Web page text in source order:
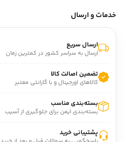
خدمات و ارسال
ارسال سریع
ارسال به سراسر کشور در کمترین زمان
تضمین اصالت کالا
کالاهای اورجینال و با گارانتی معتبر
بسته‌بندی مناسب
بسته‌بندی ایمن برای جلوگیری از آسیب
پشتیبانی خرید